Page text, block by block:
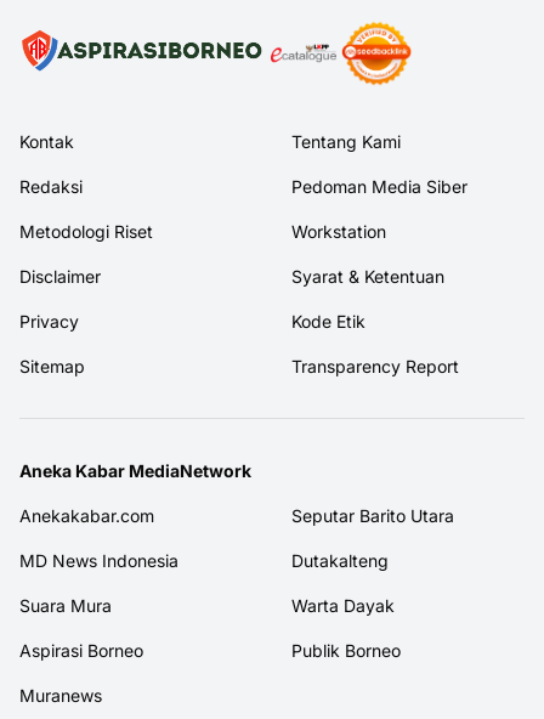
Kontak Tentang Kami
Redaksi Pedoman Media Siber
Metodologi Riset Workstation
Disclaimer Syarat & Ketentuan
Privacy Kode Etik
Sitemap Transparency Report
Aneka Kabar MediaNetwork
Anekakabar.com Seputar Barito Utara
MD News Indonesia Dutakalteng
Suara Mura Warta Dayak
Aspirasi Borneo Publik Borneo
Muranews